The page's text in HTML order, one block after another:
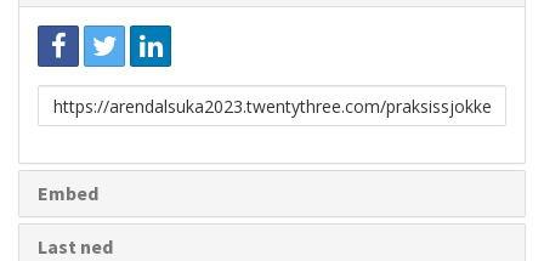
Link
for
Embed
Last ned